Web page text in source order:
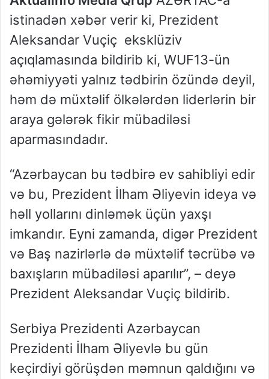
istinadən xəbər verir ki, Prezident
Aleksandar Vuçiç eksklüziv
açıqlamasında bildirib ki, WUF13-ün
əhəmiyyəti yalnız tədbirin özündə deyil,
həm də müxtəlif ölkələrdən liderlərin bir
araya gələrək fikir mübadiləsi
aparmasındadır.
“Azərbaycan bu tədbirə ev sahibliyi edir
və bu, Prezident İlham Əliyevin ideya və
həll yollarını dinləmək üçün yaxşı
imkandır. Eyni zamanda, digər Prezident
və Baş nazirlərlə də müxtəlif təcrübə və
baxışların mübadiləsi aparılır”, – deyə
Prezident Aleksandar Vuçiç bildirib.
Serbiya Prezidenti Azərbaycan
Prezidenti İlham Əliyevlə bu gün
keçirdiyi görüşdən məmnun qaldığını və